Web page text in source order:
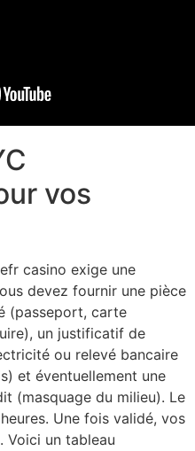
vos
casino exige une
devez fournir une pièce
(passeport, carte
un justificatif de
ou relevé bancaire
et éventuellement une
(masquage du milieu). Le
Une fois validé, vos
Voici un tableau